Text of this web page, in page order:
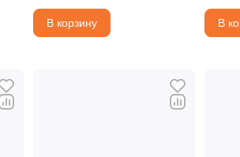
«БРИЗ®-4301М (ППМ)»
категория 2
В корзину В